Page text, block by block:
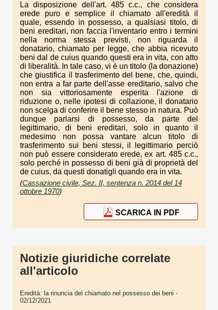
La disposizione dell'art. 485 c.c., che considera
erede puro e semplice il chiamato all'eredità il
quale, essendo in possesso, a qualsiasi titolo, di
beni ereditari, non faccia l'inventario entro i termini
nella norma stessa previsti, non riguarda il
donatario, chiamato per legge, che abbia ricevuto
beni dal de cuius quando questi era in vita, con atto
di liberalità. In tale caso, vi è un titolo (la donazione)
che giustifica il trasferimento del bene, che, quindi,
non entra a far parte dell'asse ereditario, salvo che
non sia vittoriosamente esperita l'azione di
riduzione o, nelle ipotesi di collazione, il donatario
non scelga di conferire il bene stesso in natura. Può
dunque parlarsi di possesso, da parte del
legittimario, di beni ereditari, solo in quanto il
medesimo non possa vantare alcun titolo di
trasferimento sui beni stessi, il legittimario perciò
non può essere considerato erede, ex art. 485 c.c.,
solo perché in possesso di beni già di proprietà del
de cuius, da questi donatigli quando era in vita.
(Cassazione civile, Sez. II, sentenza n. 2014 del 14
ottobre 1970)
SCARICA IN PDF
Notizie giuridiche correlate
all'articolo
Eredità: la rinuncia del chiamato nel possesso dei beni -
02/12/2021